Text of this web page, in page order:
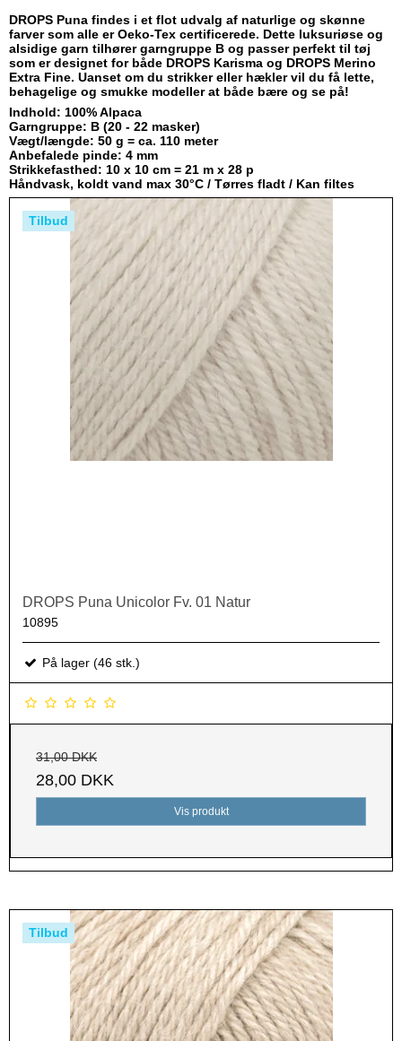
DROPS Puna findes i et flot udvalg af naturlige og skønne
farver som alle er Oeko-Tex certificerede. Dette luksuriøse og
alsidige garn tilhører garngruppe B og passer perfekt til tøj
som er designet for både DROPS Karisma og DROPS Merino
Extra Fine. Uanset om du strikker eller hækler vil du få lette,
behagelige og smukke modeller at både bære og se på!
Indhold: 100% Alpaca
Garngruppe: B (20 - 22 masker)
Vægt/længde: 50 g = ca. 110 meter
Anbefalede pinde: 4 mm
Strikkefasthed: 10 x 10 cm = 21 m x 28 p
Håndvask, koldt vand max 30°C / Tørres fladt / Kan filtes
Tilbud
DROPS Puna Unicolor Fv. 01 Natur
10895
På lager (46 stk.)
31,00 DKK
28,00 DKK
Vis produkt
Tilbud